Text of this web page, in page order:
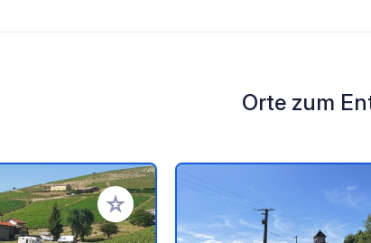
Orte zum
Zu Ihren Favoriten hinzufügen